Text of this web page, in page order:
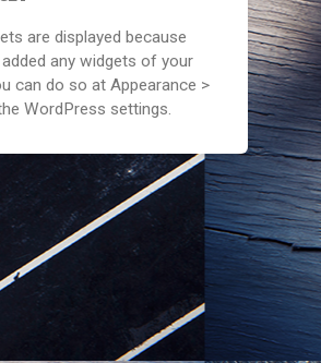
are displayed because
any widgets of your
can do so at Appearance >
WordPress settings.